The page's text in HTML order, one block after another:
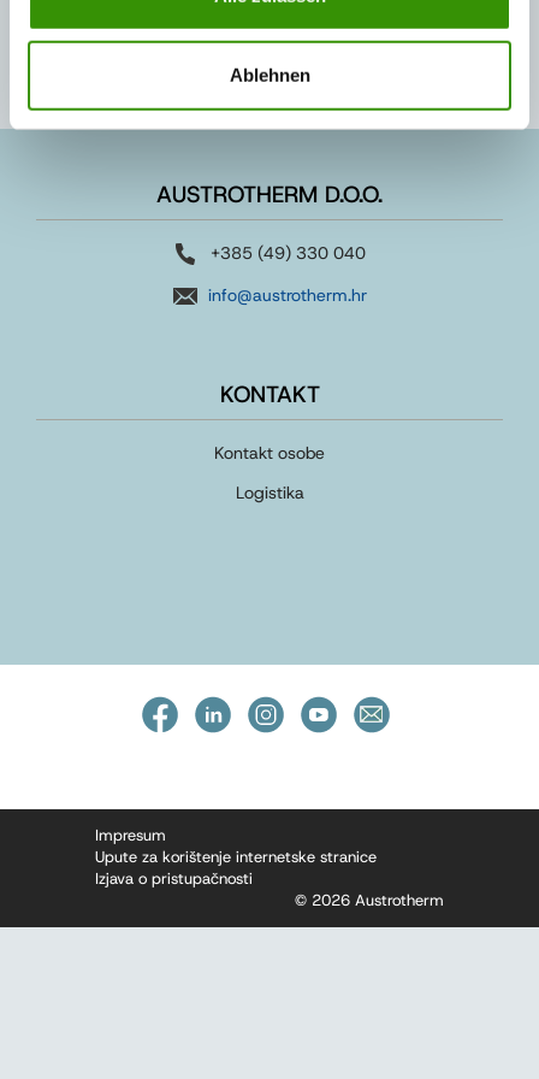
Ablehnen
AUSTROTHERM D.O.O.
+385 (49) 330 040
info@austrotherm.hr
KONTAKT
Kontakt osobe
Logistika
Impresum
Upute za korištenje internetske stranice
Izjava o pristupačnosti
© 2026 Austrotherm